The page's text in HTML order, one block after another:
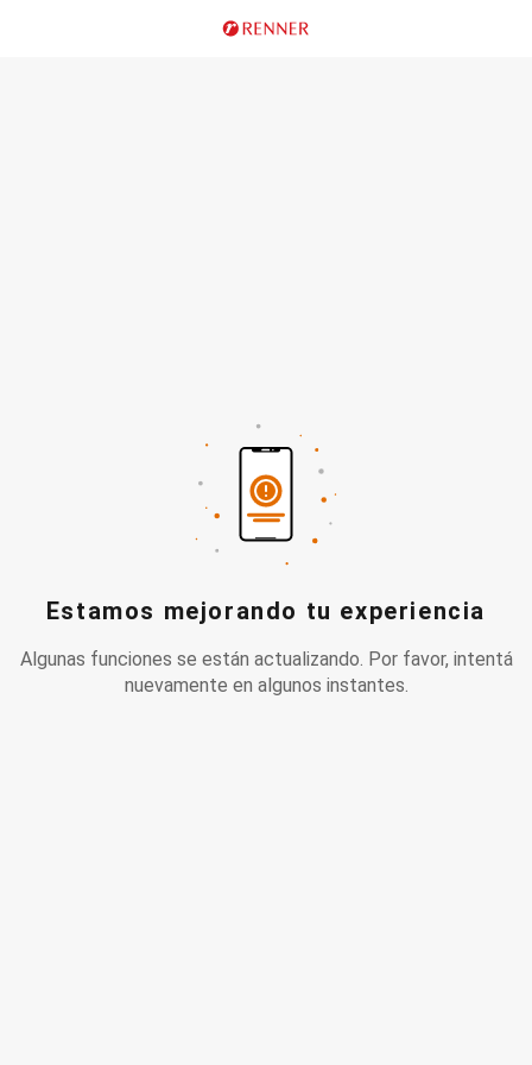
Estamos mejorando tu experiencia
Algunas funciones se están actualizando. Por favor, intentá
nuevamente en algunos instantes.